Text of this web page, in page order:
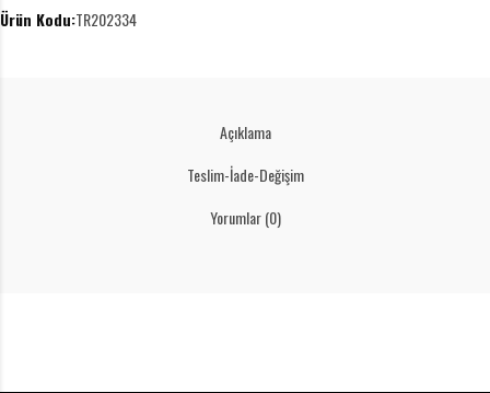
Ürün Kodu:TR202334
Açıklama
Teslim-İade-Değişim
Yorumlar (0)